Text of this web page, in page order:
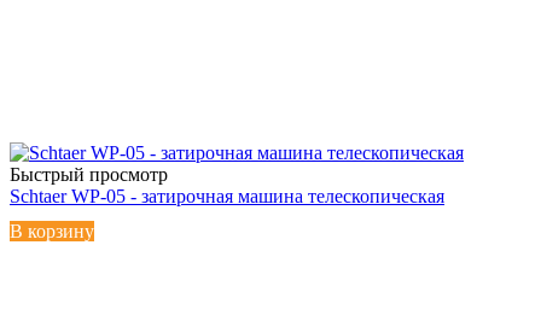
Быстрый просмотр
Schtaer WP-05 - затирочная машина телескопическая
В корзину